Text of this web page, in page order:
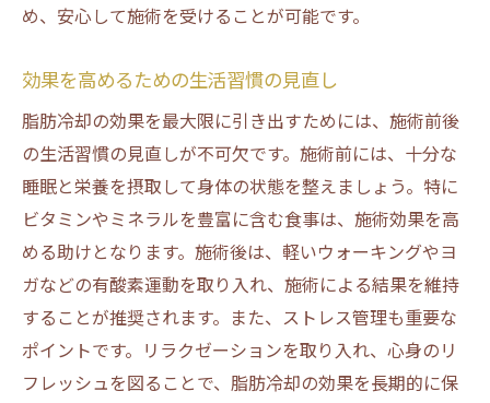
め、安心して施術を受けることが可能です。
効果を高めるための生活習慣の見直し
脂肪冷却の効果を最大限に引き出すためには、施術前後
の生活習慣の見直しが不可欠です。施術前には、十分な
睡眠と栄養を摂取して身体の状態を整えましょう。特に
ビタミンやミネラルを豊富に含む食事は、施術効果を高
める助けとなります。施術後は、軽いウォーキングやヨ
ガなどの有酸素運動を取り入れ、施術による結果を維持
することが推奨されます。また、ストレス管理も重要な
ポイントです。リラクゼーションを取り入れ、心身のリ
フレッシュを図ることで、脂肪冷却の効果を長期的に保